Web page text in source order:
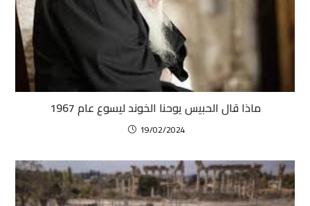
ماذا قال الحبيس يوحنا الخوند ليسوع عام 1967
19/02/2024